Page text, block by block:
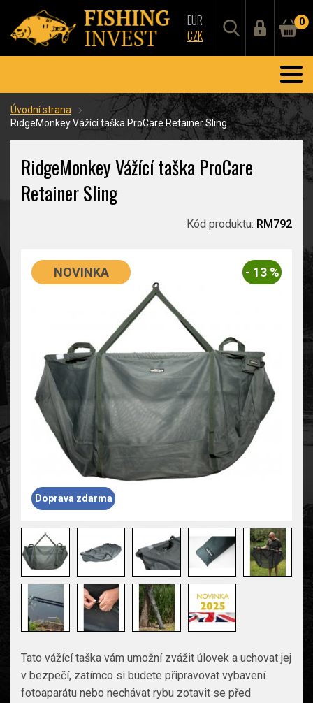
EUR
CZK
0
Úvodní strana
RidgeMonkey Vážící taška ProCare Retainer Sling
RidgeMonkey Vážící taška ProCare
Retainer Sling
Kód produktu: RM792
- 13 %
NOVINKA
Doprava zdarma
Tato vážící taška vám umožní zvážit úlovek a uchovat jej
v bezpečí, zatímco si budete připravovat vybavení
fotoaparátu nebo nechávat rybu zotavit se před